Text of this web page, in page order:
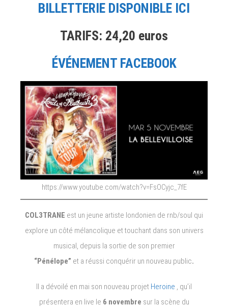
BILLETTERIE DISPONIBLE ICI
TARIFS: 24,20 euros
ÉVÉNEMENT FACEBOOK
https://www.youtube.com/watch?v=FsOCyjc_7fE
COL3TRANE est un jeune artiste londonien de rnb/soul qui
explore un côté mélancolique et touchant dans son univers
musical, depuis la sortie de son premier
“Pénélope” et a réussi conquérir un nouveau public.
Il a dévoilé en mai son nouveau projet Heroine , qu’il
présentera en live le 6 novembre sur la scène du